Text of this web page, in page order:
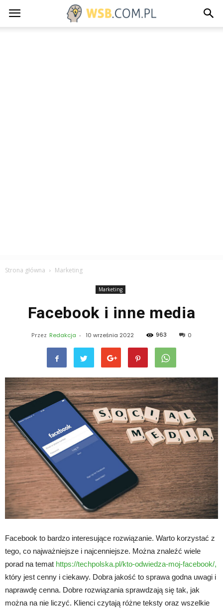
Strona główna Marketing
Marketing
Facebook i inne media
Przez Redakcja - 10 września 2022 963 0
Facebook to bardzo interesujące rozwiązanie. Warto korzystać z
tego, co najważniejsze i najcenniejsze. Można znaleźć wiele
porad na temat https://techpolska.pl/kto-odwiedza-moj-facebook/,
który jest cenny i ciekawy. Dobra jakość to sprawa godna uwagi i
naprawdę cenna. Dobre rozwiązania sprawdzają się tak, jak
można na nie liczyć. Klienci czytają różne teksty oraz wszelkie